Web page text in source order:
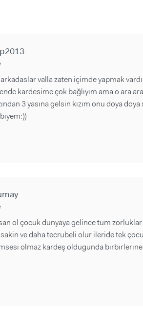
Videolar
valla zaten içimde yapmak
kardesime çok bağlıyım ama o ara
3 yasına gelsin kızım onu doya
ol çocuk dunyaya gelince tum
ve daha tecrubeli olur.ileride tek
olmaz kardeş oldugunda